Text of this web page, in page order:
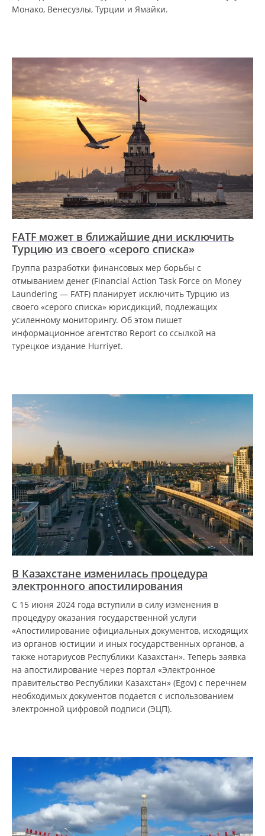
Монако, Венесуэлы, Турции и Ямайки.
FATF может в ближайшие дни исключить
Турцию из своего «серого списка»
Группа разработки финансовых мер борьбы с
отмыванием денег (Financial Action Task Force on Money
Laundering — FATF) планирует исключить Турцию из
своего «серого списка» юрисдикций, подлежащих
усиленному мониторингу. Об этом пишет
информационное агентство Report со ссылкой на
турецкое издание Hurriyet.
В Казахстане изменилась процедура
электронного апостилирования
С 15 июня 2024 года вступили в силу изменения в
процедуру оказания государственной услуги
«Апостилирование официальных документов, исходящих
из органов юстиции и иных государственных органов, а
также нотариусов Республики Казахстан». Теперь заявка
на апостилирование через портал «Электронное
правительство Республики Казахстан» (Egov) с перечнем
необходимых документов подается с использованием
электронной цифровой подписи (ЭЦП).